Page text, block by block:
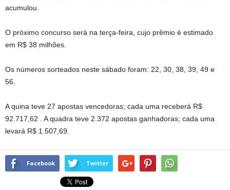
acumulou.
O próximo concurso será na terça-feira, cujo prêmio é estimado
em R$ 38 milhões.
Os números sorteados neste sábado foram: 22, 30, 38, 39, 49 e
56.
A quina teve 27 apostas vencedoras; cada uma receberá R$
92.717,62 . A quadra teve 2.372 apostas ganhadoras; cada uma
levará R$ 1.507,69.
Facebook Twitter